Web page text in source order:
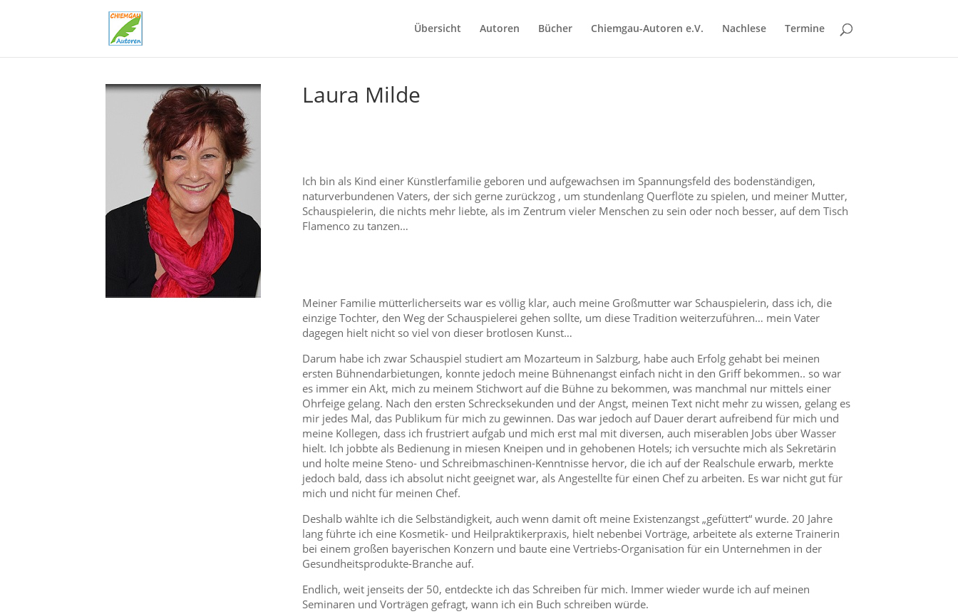
Übersicht Autoren Bücher Chiemgau-Autoren e.V. Nachlese Termine
Laura Milde
Ich bin als Kind einer Künstlerfamilie geboren und aufgewachsen im Spannungsfeld des bodenständigen,
naturverbundenen Vaters, der sich gerne zurückzog , um stundenlang Querflöte zu spielen, und meiner Mutter,
Schauspielerin, die nichts mehr liebte, als im Zentrum vieler Menschen zu sein oder noch besser, auf dem Tisch
Flamenco zu tanzen…
Meiner Familie mütterlicherseits war es völlig klar, auch meine Großmutter war Schauspielerin, dass ich, die
einzige Tochter, den Weg der Schauspielerei gehen sollte, um diese Tradition weiterzuführen… mein Vater
dagegen hielt nicht so viel von dieser brotlosen Kunst…
Darum habe ich zwar Schauspiel studiert am Mozarteum in Salzburg, habe auch Erfolg gehabt bei meinen
ersten Bühnendarbietungen, konnte jedoch meine Bühnenangst einfach nicht in den Griff bekommen.. so war
es immer ein Akt, mich zu meinem Stichwort auf die Bühne zu bekommen, was manchmal nur mittels einer
Ohrfeige gelang. Nach den ersten Schrecksekunden und der Angst, meinen Text nicht mehr zu wissen, gelang es
mir jedes Mal, das Publikum für mich zu gewinnen. Das war jedoch auf Dauer derart aufreibend für mich und
meine Kollegen, dass ich frustriert aufgab und mich erst mal mit diversen, auch miserablen Jobs über Wasser
hielt. Ich jobbte als Bedienung in miesen Kneipen und in gehobenen Hotels; ich versuchte mich als Sekretärin
und holte meine Steno- und Schreibmaschinen-Kenntnisse hervor, die ich auf der Realschule erwarb, merkte
jedoch bald, dass ich absolut nicht geeignet war, als Angestellte für einen Chef zu arbeiten. Es war nicht gut für
mich und nicht für meinen Chef.
Deshalb wählte ich die Selbständigkeit, auch wenn damit oft meine Existenzangst „gefüttert“ wurde. 20 Jahre
lang führte ich eine Kosmetik- und Heilpraktikerpraxis, hielt nebenbei Vorträge, arbeitete als externe Trainerin
bei einem großen bayerischen Konzern und baute eine Vertriebs-Organisation für ein Unternehmen in der
Gesundheitsprodukte-Branche auf.
Endlich, weit jenseits der 50, entdeckte ich das Schreiben für mich. Immer wieder wurde ich auf meinen
Seminaren und Vorträgen gefragt, wann ich ein Buch schreiben würde.